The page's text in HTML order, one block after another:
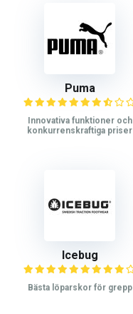
Puma
Innovativa funktioner och
konkurrenskraftiga priser
Icebug
Bästa löparskor för grepp